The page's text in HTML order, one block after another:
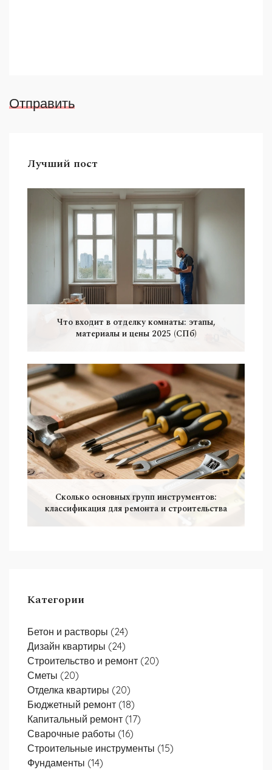
Отправить
Лучший пост
Что входит в отделку комнаты: этапы,
материалы и цены 2025 (СПб)
Сколько основных групп инструментов:
классификация для ремонта и строительства
Категории
Бетон и растворы (24)
Дизайн квартиры (24)
Строительство и ремонт (20)
Сметы (20)
Отделка квартиры (20)
Бюджетный ремонт (18)
Капитальный ремонт (17)
Сварочные работы (16)
Строительные инструменты (15)
Фундаменты (14)